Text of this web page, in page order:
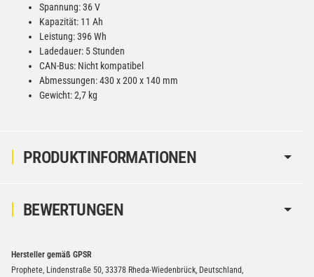
PRODUKTINFORMATIONEN
Spannung: 36 V
Kapazität: 11 Ah
Leistung: 396 Wh
Ladedauer: 5 Stunden
CAN-Bus: Nicht kompatibel
Abmessungen: 430 x 200 x 140 mm
Gewicht: 2,7 kg
BEWERTUNGEN
Hersteller gemäß GPSR
Prophete, Lindenstraße 50, 33378 Rheda-Wiedenbrück, Deutschland,